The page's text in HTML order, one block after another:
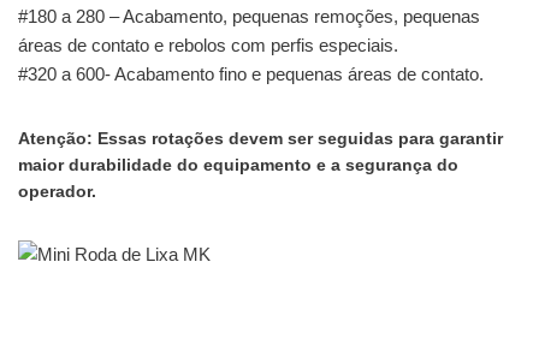
#180 a 280 – Acabamento, pequenas remoções, pequenas
áreas de contato e rebolos com perfis especiais.
#320 a 600- Acabamento fino e pequenas áreas de contato.
Atenção: Essas rotações devem ser seguidas para garantir
maior durabilidade do equipamento e a segurança do
operador.